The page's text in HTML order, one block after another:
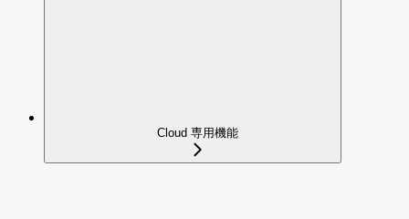
Cloud 専用機能